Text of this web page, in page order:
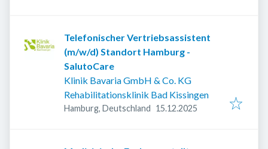
Telefonischer Vertriebsassistent
(m/w/d) Standort Hamburg -
SalutoCare
Klinik Bavaria GmbH & Co. KG
Rehabilitationsklinik Bad Kissingen
Hamburg, Deutschland Veröffentlicht
15.12.2025